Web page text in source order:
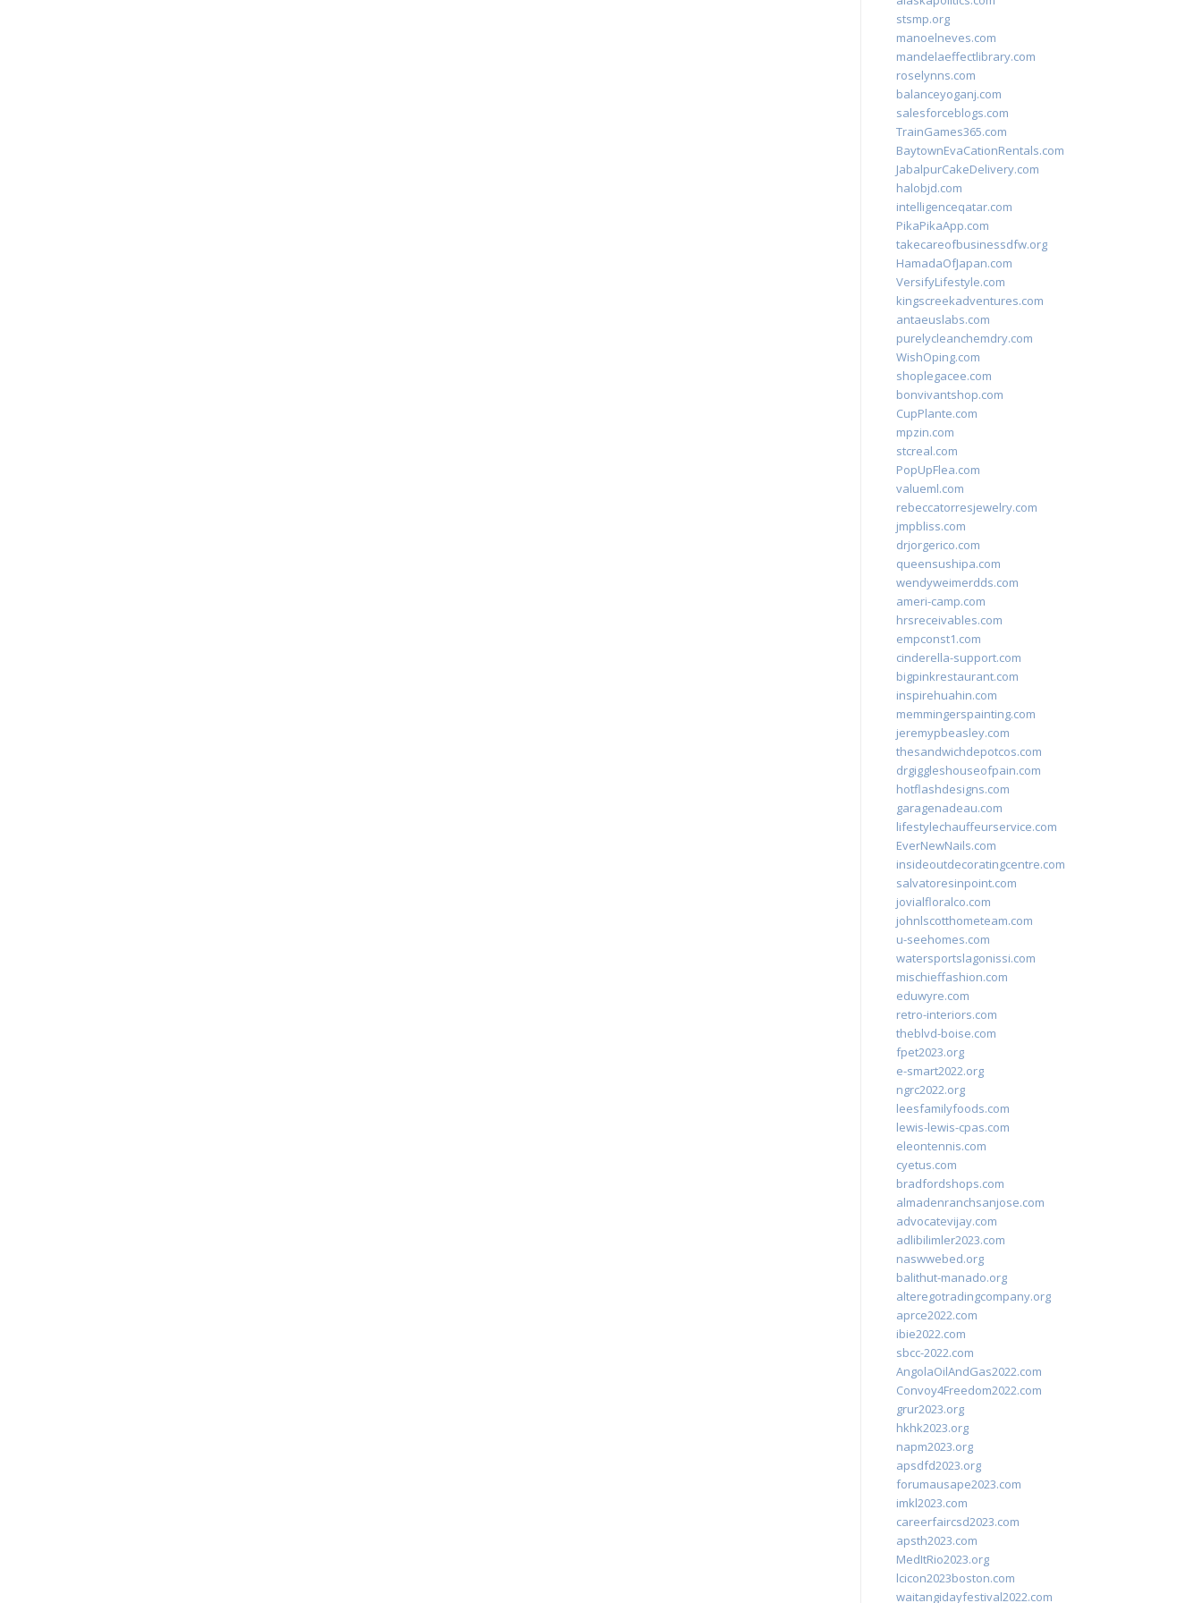
stsmp.org
manoelneves.com
mandelaeffectlibrary.com
roselynns.com
balanceyoganj.com
salesforceblogs.com
TrainGames365.com
BaytownEvaCationRentals.com
JabalpurCakeDelivery.com
halobjd.com
intelligenceqatar.com
PikaPikaApp.com
takecareofbusinessdfw.org
HamadaOfJapan.com
VersifyLifestyle.com
kingscreekadventures.com
antaeuslabs.com
purelycleanchemdry.com
WishOping.com
shoplegacee.com
bonvivantshop.com
CupPlante.com
mpzin.com
stcreal.com
PopUpFlea.com
valueml.com
rebeccatorresjewelry.com
jmpbliss.com
drjorgerico.com
queensushipa.com
wendyweimerdds.com
ameri-camp.com
hrsreceivables.com
empconst1.com
cinderella-support.com
bigpinkrestaurant.com
inspirehuahin.com
memmingerspainting.com
jeremypbeasley.com
thesandwichdepotcos.com
drgiggleshouseofpain.com
hotflashdesigns.com
garagenadeau.com
lifestylechauffeurservice.com
EverNewNails.com
insideoutdecoratingcentre.com
salvatoresinpoint.com
jovialfloralco.com
johnlscotthometeam.com
u-seehomes.com
watersportslagonissi.com
mischieffashion.com
eduwyre.com
retro-interiors.com
theblvd-boise.com
fpet2023.org
e-smart2022.org
ngrc2022.org
leesfamilyfoods.com
lewis-lewis-cpas.com
eleontennis.com
cyetus.com
bradfordshops.com
almadenranchsanjose.com
advocatevijay.com
adlibilimler2023.com
naswwebed.org
balithut-manado.org
alteregotradingcompany.org
aprce2022.com
ibie2022.com
sbcc-2022.com
AngolaOilAndGas2022.com
Convoy4Freedom2022.com
grur2023.org
hkhk2023.org
napm2023.org
apsdfd2023.org
forumausape2023.com
imkl2023.com
careerfaircsd2023.com
apsth2023.com
MedItRio2023.org
lcicon2023boston.com
waitangidayfestival2022.com